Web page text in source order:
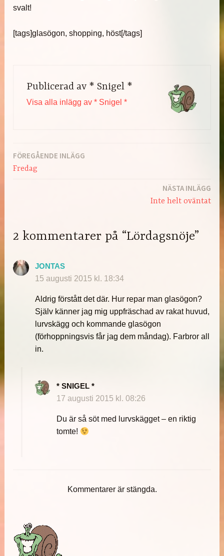
svalt!
[tags]glasögon, shopping, höst[/tags]
Publicerad av * Snigel *
Visa alla inlägg av * Snigel *
Inläggsnavigering
FÖREGÅENDE INLÄGG
Fredag
NÄSTA INLÄGG
Inte helt oväntat
2 kommentarer på “Lördagsnöje”
JONTAS
15 augusti 2015 kl. 18:34
Aldrig förstått det där. Hur repar man glasögon?
Själv känner jag mig uppfräschad av rakat huvud,
lurvskägg och kommande glasögon
(förhoppningsvis får jag dem måndag). Farbror all
in.
* SNIGEL *
17 augusti 2015 kl. 08:26
Du är så söt med lurvskägget – en riktig
tomte!
Kommentarer är stängda.